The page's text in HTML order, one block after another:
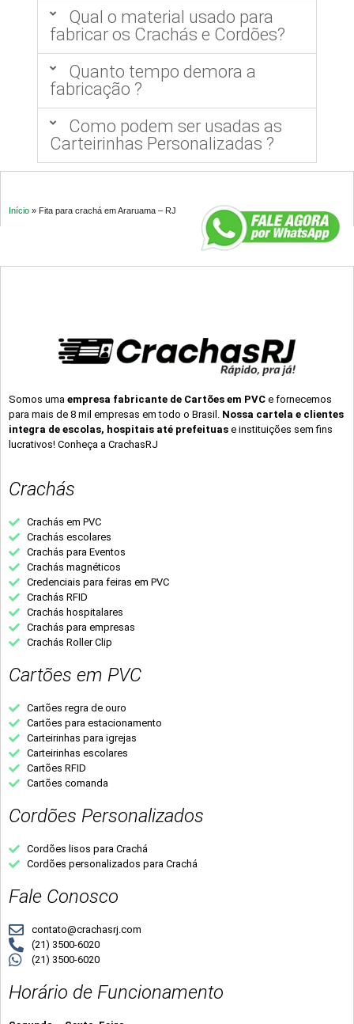
Qual o material usado para
fabricar os Crachás e Cordões?
Quanto tempo demora a
fabricação ?
Como podem ser usadas as
Carteirinhas Personalizadas ?
Início » Fita para crachá em Araruama – RJ
Somos uma empresa fabricante de Cartões em PVC e fornecemos
para mais de 8 mil empresas em todo o Brasil. Nossa cartela e clientes
integra de escolas, hospitais até prefeituas e instituições sem fins
lucrativos! Conheça a CrachasRJ
Crachás
Crachás em PVC
Crachás escolares
Crachás para Eventos
Crachás magnéticos
Credenciais para feiras em PVC
Crachás RFID
Crachás hospitalares
Crachás para empresas
Crachás Roller Clip
Cartões em PVC
Cartões regra de ouro
Cartões para estacionamento
Carteirinhas para igrejas
Carteirinhas escolares
Cartões RFID
Cartões comanda
Cordões Personalizados
Cordões lisos para Crachá
Cordões personalizados para Crachá
Fale Conosco
contato@crachasrj.com
(21) 3500-6020
(21) 3500-6020
Horário de Funcionamento